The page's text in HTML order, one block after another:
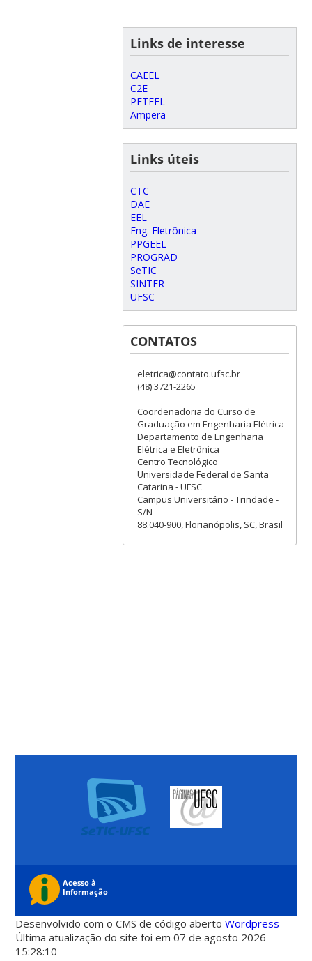
Links de interesse
CAEEL
C2E
PETEEL
Ampera
Links úteis
CTC
DAE
EEL
Eng. Eletrônica
PPGEEL
PROGRAD
SeTIC
SINTER
UFSC
CONTATOS
eletrica@contato.ufsc.br
(48) 3721-2265
Coordenadoria do Curso de
Graduação em Engenharia Elétrica
Departamento de Engenharia
Elétrica e Eletrônica
Centro Tecnológico
Universidade Federal de Santa
Catarina - UFSC
Campus Universitário - Trindade -
S/N
88.040-900, Florianópolis, SC, Brasil
Desenvolvido com o CMS de código abertoWordpress
Última atualização do site foi em 07 de agosto 2026 -
15:28:10